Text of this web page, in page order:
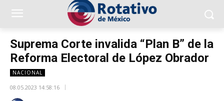
Suprema Corte invalida “Plan B” de la
Reforma Electoral de López Obrador
NACIONAL
08.05.2023 14:58:16